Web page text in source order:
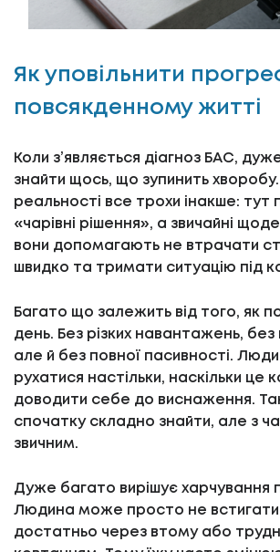
Як уповільнити
повсякденному житті
Коли з’являється діагноз БАС,
знайти щось, що зупинить
реальності все трохи інакше:
«чарівні рішення», а звичайні
вони допомагають не втрачати
швидко та тримати ситуацію під
Багато що залежить від того, як
день. Без різких навантажень,
але й без повної пасивності.
рухатися настільки, наскільки це
доводити себе до виснаження.
спочатку складно знайти, але з
звичним.
Дуже багато вирішує харчування
Людина може просто не встигати
достатньо через втому або